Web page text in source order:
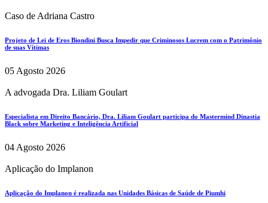
Caso de Adriana Castro
Projeto de Lei de Eros Biondini Busca Impedir que Criminosos Lucrem com o Patrimônio
de suas Vítimas
05 Agosto 2026
A advogada Dra. Liliam Goulart
Especialista em Direito Bancário, Dra. Liliam Goulart participa do Mastermind Dinastia
Black sobre Marketing e Inteligência Artificial
04 Agosto 2026
Aplicação do Implanon
Aplicação do Implanon é realizada nas Unidades Básicas de Saúde de Piumhi